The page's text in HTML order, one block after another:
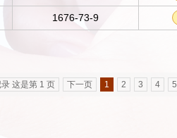
1676-73-9
这是第 1 页 下一页 1 2 3 4 5